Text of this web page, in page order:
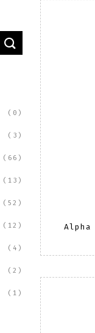
(0)
(3)
(66)
(13)
(52)
(12)
(4)
(2)
(1)